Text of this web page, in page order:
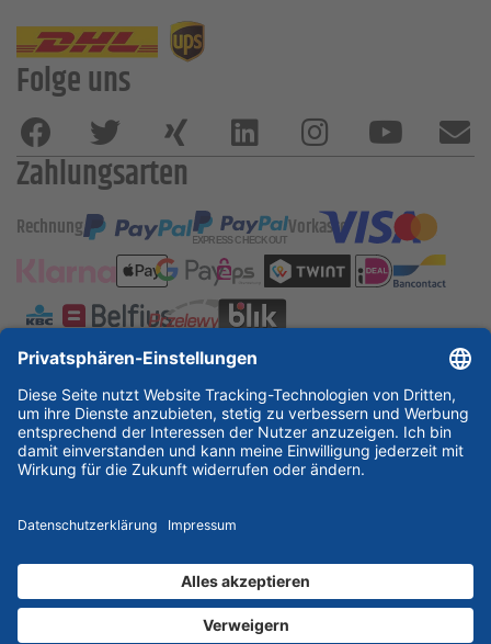
Folge uns
Zahlungsarten
Rechnung Vorkasse
ESSKA International
new
new new